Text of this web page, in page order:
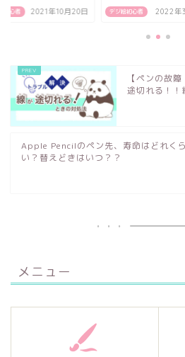
初心者 2021年10月20日 デジ絵初心者 2022年
【ペンの故
途切れる！
Apple Pencilのペン先、寿命はどれくら
い？替えどきはいつ？？
メニュー